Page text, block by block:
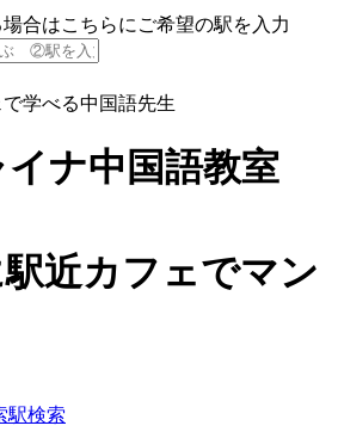
合はこちらにご希望の駅を入力
で学べる中国語先生
ナ中国語教室
近カフェでマン
駅検索